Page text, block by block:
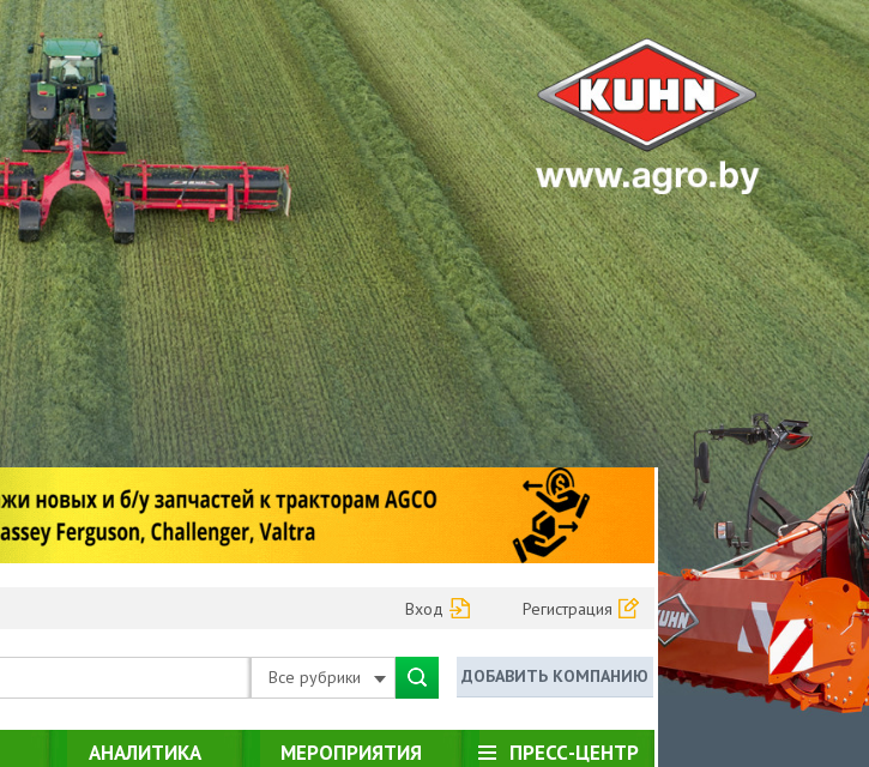
Вход Регистрация
Все рубрики ДОБАВИТЬ КОМПАНИЮ
АНАЛИТИКА МЕРОПРИЯТИЯ ПРЕСС-ЦЕНТР